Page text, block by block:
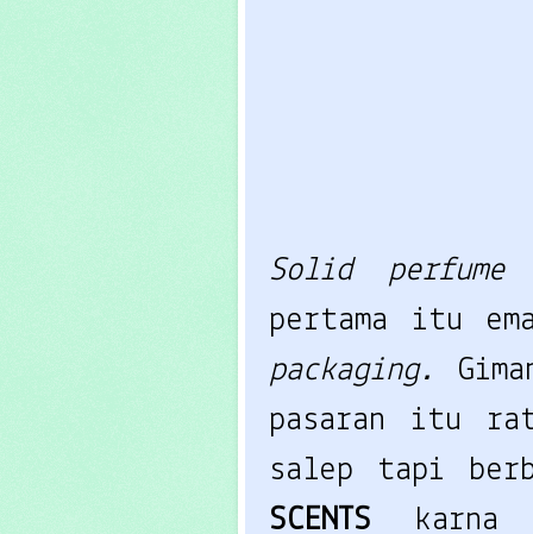
Solid
pertama itu
packaging.
pasaran itu
salep tapi
SCENTS
karna